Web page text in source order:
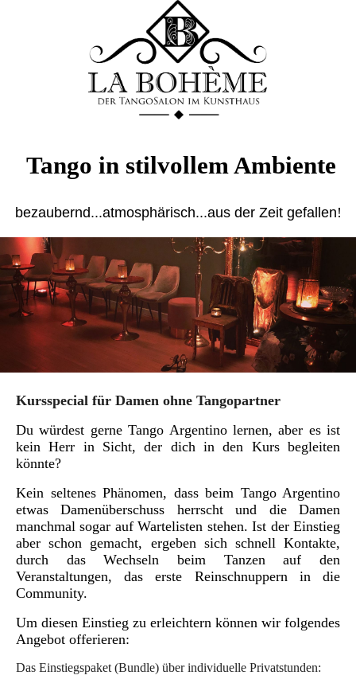
Tango in stilvollem Ambiente
bezaubernd...atmosphärisch...aus der Zeit gefallen!
Kursspecial für Damen ohne Tangopartner
Du würdest gerne Tango Argentino lernen, aber es ist
kein Herr in Sicht, der dich in den Kurs begleiten
könnte?
Kein seltenes Phänomen, dass beim Tango Argentino
etwas Damenüberschuss herrscht und die Damen
manchmal sogar auf Wartelisten stehen. Ist der Einstieg
aber schon gemacht, ergeben sich schnell Kontakte,
durch das Wechseln beim Tanzen auf den
Veranstaltungen, das erste Reinschnuppern in die
Community.
Um diesen Einstieg zu erleichtern können wir folgendes
Angebot offerieren:
Das Einstiegspaket (Bundle) über individuelle Privatstunden: